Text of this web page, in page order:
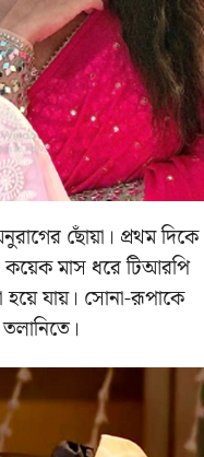
ছোঁয়া। প্রথম দিকে
মাস ধরে টিআরপি
হয়ে যায়। সোনা-রূপাকে